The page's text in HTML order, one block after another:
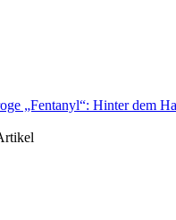
„Fentanyl“: Hinter dem